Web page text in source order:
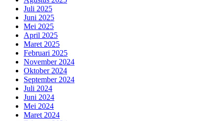
Juli 2025
Juni 2025
Mei 2025
April 2025
Maret 2025
Februari 2025
November 2024
Oktober 2024
September 2024
Juli 2024
Juni 2024
Mei 2024
Maret 2024